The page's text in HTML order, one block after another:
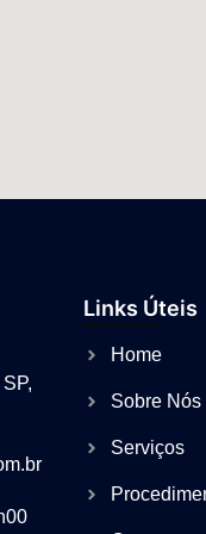
Links Úteis
Home
Sobre Nós
Serviços